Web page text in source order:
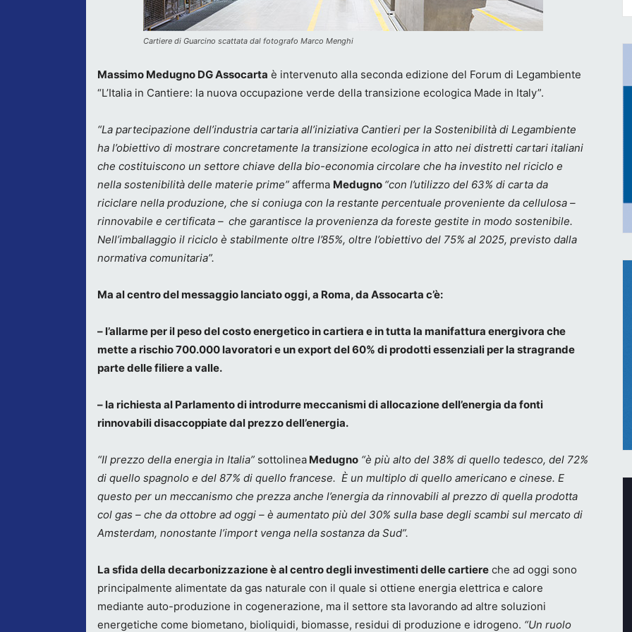
Cartiere di Guarcino scattata dal fotografo Marco Menghi
Massimo Medugno DG Assocarta è intervenuto alla seconda edizione del Forum di Legambiente
“L’Italia in Cantiere: la nuova occupazione verde della transizione ecologica Made in Italy”.
“La partecipazione dell’industria cartaria all’iniziativa Cantieri per la Sostenibilità di Legambiente
ha l’obiettivo di mostrare concretamente la transizione ecologica in atto nei distretti cartari italiani
che costituiscono un settore chiave della bio-economia circolare che ha investito nel riciclo e
nella sostenibilità delle materie prime” afferma Medugno “con l’utilizzo del 63% di carta da
riciclare nella produzione, che si coniuga con la restante percentuale proveniente da cellulosa –
rinnovabile e certificata – che garantisce la provenienza da foreste gestite in modo sostenibile.
Nell’imballaggio il riciclo è stabilmente oltre l’85%, oltre l’obiettivo del 75% al 2025, previsto dalla
normativa comunitaria”.
Ma al centro del messaggio lanciato oggi, a Roma, da Assocarta c’è:
– l’allarme per il peso del costo energetico in cartiera e in tutta la manifattura energivora che
mette a rischio 700.000 lavoratori e un export del 60% di prodotti essenziali per la stragrande
parte delle filiere a valle.
– la richiesta al Parlamento di introdurre meccanismi di allocazione dell’energia da fonti
rinnovabili disaccoppiate dal prezzo dell’energia.
“Il prezzo della energia in Italia” sottolinea Medugno “è più alto del 38% di quello tedesco, del 72%
di quello spagnolo e del 87% di quello francese. È un multiplo di quello americano e cinese. E
questo per un meccanismo che prezza anche l’energia da rinnovabili al prezzo di quella prodotta
col gas – che da ottobre ad oggi – è aumentato più del 30% sulla base degli scambi sul mercato di
Amsterdam, nonostante l’import venga nella sostanza da Sud”.
La sfida della decarbonizzazione è al centro degli investimenti delle cartiere che ad oggi sono
principalmente alimentate da gas naturale con il quale si ottiene energia elettrica e calore
mediante auto-produzione in cogenerazione, ma il settore sta lavorando ad altre soluzioni
energetiche come biometano, bioliquidi, biomasse, residui di produzione e idrogeno. “Un ruolo